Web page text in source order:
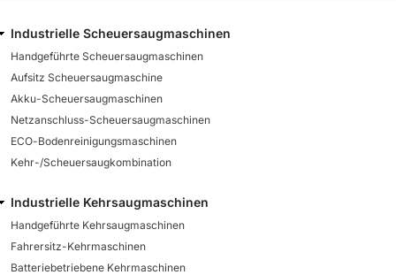
Industrielle Scheuersaugmaschinen
Handgeführte Scheuersaugmaschinen
Aufsitz Scheuersaugmaschine
Akku-Scheuersaugmaschinen
Netzanschluss-Scheuersaugmaschinen
ECO-Bodenreinigungsmaschinen
Kehr-/Scheuersaugkombination
Industrielle Kehrsaugmaschinen
Handgeführte Kehrsaugmaschinen
Fahrersitz-Kehrmaschinen
Batteriebetriebene Kehrmaschinen